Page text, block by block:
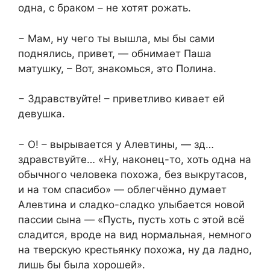
одна, с браком – не хотят рожать.
− Мам, ну чего ты вышла, мы бы сами
поднялись, привет, — обнимает Паша
матушку, – Вот, знакомься, это Полина.
− Здравствуйте! – приветливо кивает ей
девушка.
− О! – вырывается у Алевтины, — зд…
здравствуйте… «Ну, наконец-то, хоть одна на
обычного человека похожа, без выкрутасов,
и на том спасибо» — облегчённо думает
Алевтина и сладко-сладко улыбается новой
пассии сына — «Пусть, пусть хоть с этой всё
сладится, вроде на вид нормальная, немного
на тверскую крестьянку похожа, ну да ладно,
лишь бы была хорошей».